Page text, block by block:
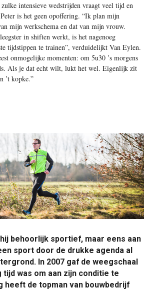
intensieve wedstrijden vraagt veel tijd en
is het geen opoffering. “Ik plan mijn
mijn werkschema en dat van mijn vrouw.
in shiften werkt, is het nagenoeg
tijdstippen te trainen”, verduidelijkt Van Eylen.
onmogelijke momenten: om 5u30 ’s morgens
Als je dat echt wilt, lukt het wel. Eigenlijk zit
’t kopke.”
behoorlijk sportief, maar eens aan
sport door de drukke agenda al
In 2007 gaf de weegschaal
tijd was om aan zijn conditie te
heeft de topman van bouwbedrijf